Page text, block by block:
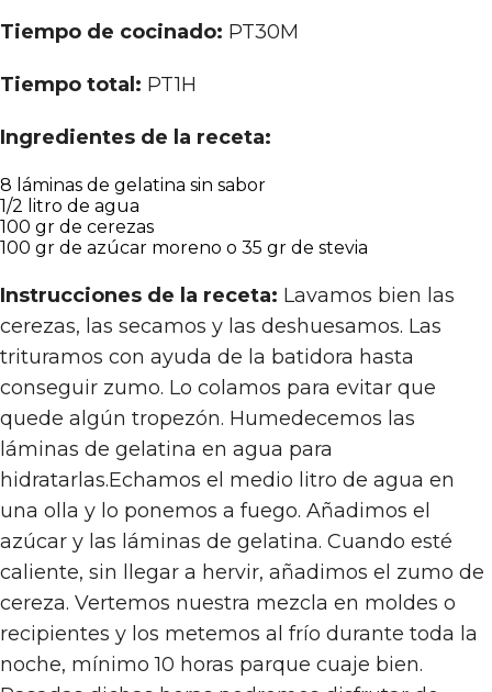
Tiempo de cocinado: PT30M
Tiempo total: PT1H
Ingredientes de la receta:
8 láminas de gelatina sin sabor
1/2 litro de agua
100 gr de cerezas
100 gr de azúcar moreno o 35 gr de stevia
Instrucciones de la receta: Lavamos bien las
cerezas, las secamos y las deshuesamos. Las
trituramos con ayuda de la batidora hasta
conseguir zumo. Lo colamos para evitar que
quede algún tropezón. Humedecemos las
láminas de gelatina en agua para
hidratarlas.Echamos el medio litro de agua en
una olla y lo ponemos a fuego. Añadimos el
azúcar y las láminas de gelatina. Cuando esté
caliente, sin llegar a hervir, añadimos el zumo de
cereza. Vertemos nuestra mezcla en moldes o
recipientes y los metemos al frío durante toda la
noche, mínimo 10 horas parque cuaje bien.